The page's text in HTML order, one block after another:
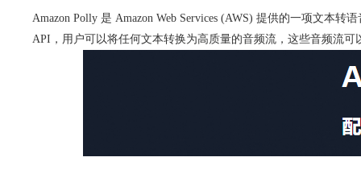
Amazon Polly 是 Amazon Web Services (AWS) 提供的一项文本
API，用户可以将任何文本转换为高质量的音频流，这些音频流